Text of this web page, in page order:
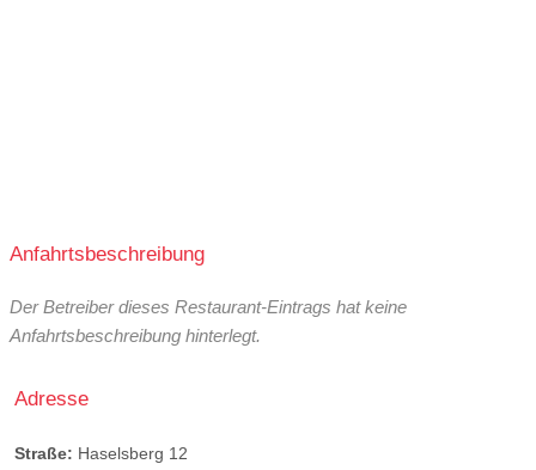
Anfahrtsbeschreibung
Der Betreiber dieses Restaurant-Eintrags hat keine
Anfahrtsbeschreibung hinterlegt.
Adresse
Straße: Haselsberg 12